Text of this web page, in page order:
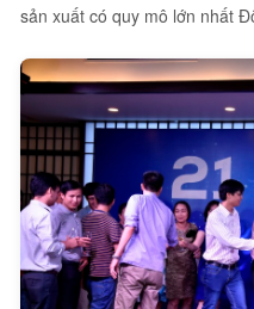
sản xuất có quy mô lớn nhất